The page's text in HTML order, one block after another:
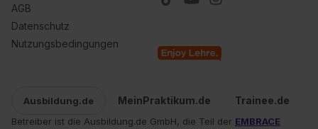
AGB
Datenschutz
Nutzungsbedingungen
Ausbildung.de MeinPraktikum.de Trainee.de
Betreiber ist die Ausbildung.de GmbH, die Teil der EMBRACE